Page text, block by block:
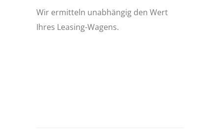
Wir ermitteln unabhängig den Wert
Ihres Leasing-Wagens.